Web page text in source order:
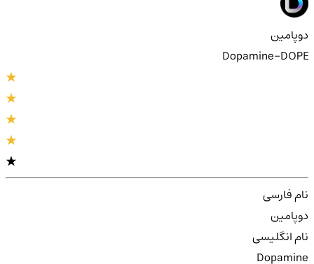
دوپامین
Dopamine-DOPE
نام فارسی
دوپامین
نام انگلیسی
Dopamine